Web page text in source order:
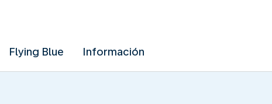
Flying Blue Información